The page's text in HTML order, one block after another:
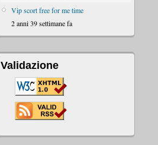
Vip scort free for me time
2 anni 39 settimane fa
Validazione